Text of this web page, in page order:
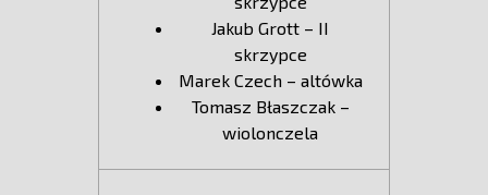
Jakub Grott – II
skrzypce
Marek Czech – altówka
Tomasz Błaszczak –
wiolonczela